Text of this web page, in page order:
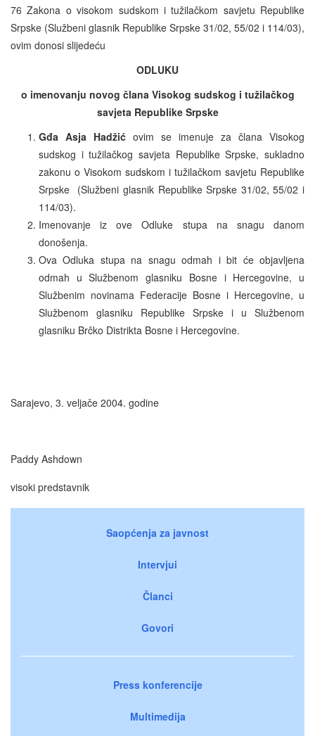
76 Zakona o visokom sudskom i tužilačkom savjetu Republike
Srpske (Službeni glasnik Republike Srpske 31/02, 55/02 i 114/03),
ovim donosi slijedeću
ODLUKU
o imenovanju novog člana Visokog sudskog i tužilačkog
savjeta Republike Srpske
Gđa Asja Hadžić ovim se imenuje za člana Visokog
sudskog i tužilačkog savjeta Republike Srpske, sukladno
zakonu o Visokom sudskom i tužilačkom savjetu Republike
Srpske (Službeni glasnik Republike Srpske 31/02, 55/02 i
114/03).
Imenovanje iz ove Odluke stupa na snagu danom
donošenja.
Ova Odluka stupa na snagu odmah i bit će objavljena
odmah u Službenom glasniku Bosne i Hercegovine, u
Službenim novinama Federacije Bosne i Hercegovine, u
Službenom glasniku Republike Srpske i u Službenom
glasniku Brčko Distrikta Bosne i Hercegovine.
Sarajevo, 3. veljače 2004. godine
Paddy Ashdown
visoki predstavnik
Saopćenja za javnost
Intervjui
Članci
Govori
Press konferencije
Multimedija